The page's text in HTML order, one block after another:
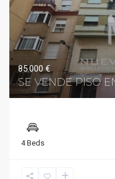
85.000 €
SE VENDE PISO
4 Beds